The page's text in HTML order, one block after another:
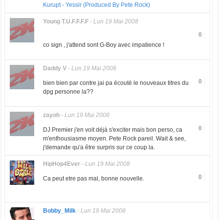
Kurupt - Yessir (Produced By Pete Rock)
Young T.U.F.F.F.F- Lun 19 Mai 2008
0
co sign , j'attend sont G-Boy avec impatience !
Daddy V- Lun 19 Mai 2008
0
bien bien par contre jai pa écouté le nouveaux titres du
dpg personne la??
zayoh- Lun 19 Mai 2008
0
DJ Premier j'en voit déjà s'exciter mais bon perso, ca
m'enthousiasme moyen. Pete Rock pareil. Wait & see,
j'demande qu'a être surpris sur ce coup la.
HipHop4Ever- Lun 19 Mai 2008
0
Ca peut etre pas mal, bonne nouvelle.
Bobby_Milk- Lun 19 Mai 2008